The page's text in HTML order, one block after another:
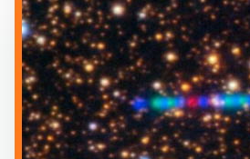
MEĐUZVJEZDANI OBJEKTI